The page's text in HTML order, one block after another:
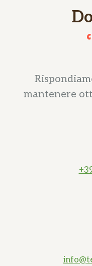
mantenere